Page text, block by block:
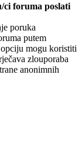
ci foruma poslati
poruka
putem
mogu koristiti
zlouporaba
anonimnih